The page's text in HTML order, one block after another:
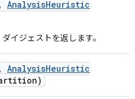
, AnalysisHeuristic
イジェストを返します。
, AnalysisHeuristic